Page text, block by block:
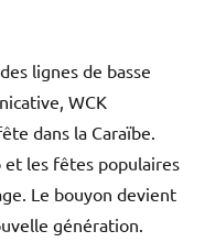
lignes de basse
WCK
dans la Caraïbe.
et les fêtes populaires
Le bouyon devient
génération.